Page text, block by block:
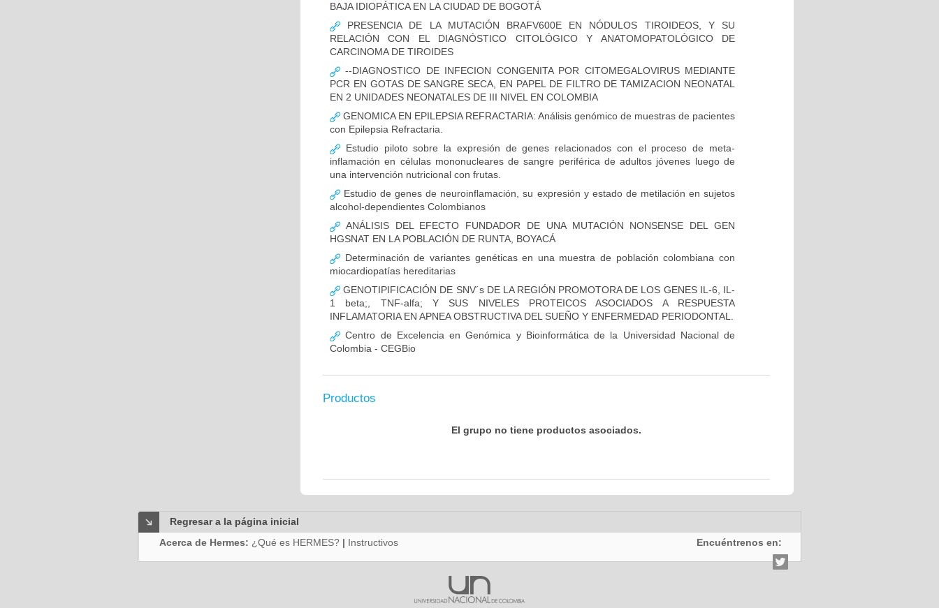
BAJA IDIOPÁTICA EN LA CIUDAD DE BOGOTÁ
PRESENCIA DE LA MUTACIÓN BRAFV600E EN NÓDULOS TIROIDEOS, Y SU
RELACIÓN CON EL DIAGNÓSTICO CITOLÓGICO Y ANATOMOPATOLÓGICO DE
CARCINOMA DE TIROIDES
--DIAGNOSTICO DE INFECION CONGENITA POR CITOMEGALOVIRUS MEDIANTE
PCR EN GOTAS DE SANGRE SECA, EN PAPEL DE FILTRO DE TAMIZACION NEONATAL
EN 2 UNIDADES NEONATALES DE III NIVEL EN COLOMBIA
GENOMICA EN EPILEPSIA REFRACTARIA: Análisis genómico de muestras de pacientes
con Epilepsia Refractaria.
Estudio piloto sobre la expresión de genes relacionados con el proceso de meta-
inflamación en células mononucleares de sangre periférica de adultos jóvenes luego de
una intervención nutricional con frutas.
Estudio de genes de neuroinflamación, su expresión y estado de metilación en sujetos
alcohol-dependientes Colombianos
ANÁLISIS DEL EFECTO FUNDADOR DE UNA MUTACIÓN NONSENSE DEL GEN
HGSNAT EN LA POBLACIÓN DE RUNTA, BOYACÁ
Determinación de variantes genéticas en una muestra de población colombiana con
miocardiopatías hereditarias
GENOTIPIFICACIÓN DE SNV´s DE LA REGIÓN PROMOTORA DE LOS GENES IL-6, IL-
1 beta;, TNF-alfa; Y SUS NIVELES PROTEICOS ASOCIADOS A RESPUESTA
INFLAMATORIA EN APNEA OBSTRUCTIVA DEL SUEÑO Y ENFERMEDAD PERIODONTAL.
Centro de Excelencia en Genómica y Bioinformática de la Universidad Nacional de
Colombia - CEGBio
Productos
El grupo no tiene productos asociados.
Regresar a la página inicial
Acerca de Hermes: ¿Qué es HERMES? | Instructivos Encuéntrenos en: